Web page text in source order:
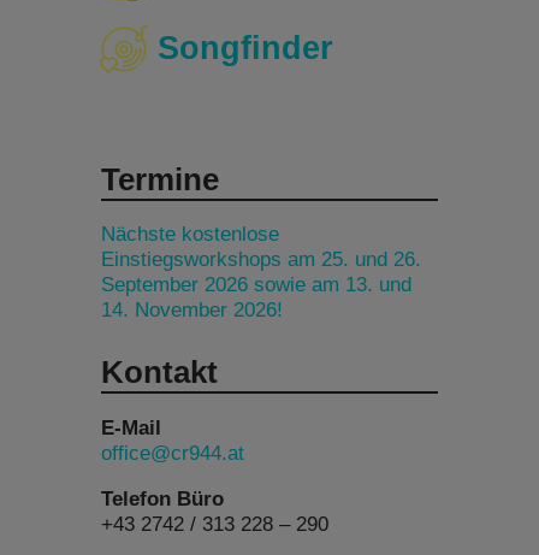
Songfinder
Termine
Nächste kostenlose
Einstiegsworkshops am 25. und 26.
September 2026 sowie am 13. und
14. November 2026!
Kontakt
E-Mail
office@cr944.at
Telefon Büro
+43 2742 / 313 228 – 290